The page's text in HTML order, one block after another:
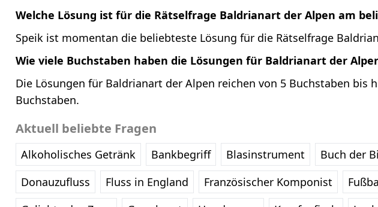
Welche Lösung ist für die Rätselfrage Baldrianart der Alpen am
Speik ist momentan die beliebteste Lösung für die Rätselfrage
Wie viele Buchstaben haben die Lösungen für Baldrianart der
Die Lösungen für Baldrianart der Alpen reichen von 5 Buchstaben bis
Buchstaben.
Aktuell beliebte Fragen
Alkoholisches Getränk Bankbegriff Blasinstrument
Buch der
Donauzufluss
Fluss in England Französischer Komponist